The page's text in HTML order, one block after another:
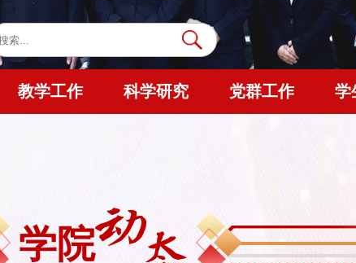
教学工作 科学研究 党群工作 学
学院